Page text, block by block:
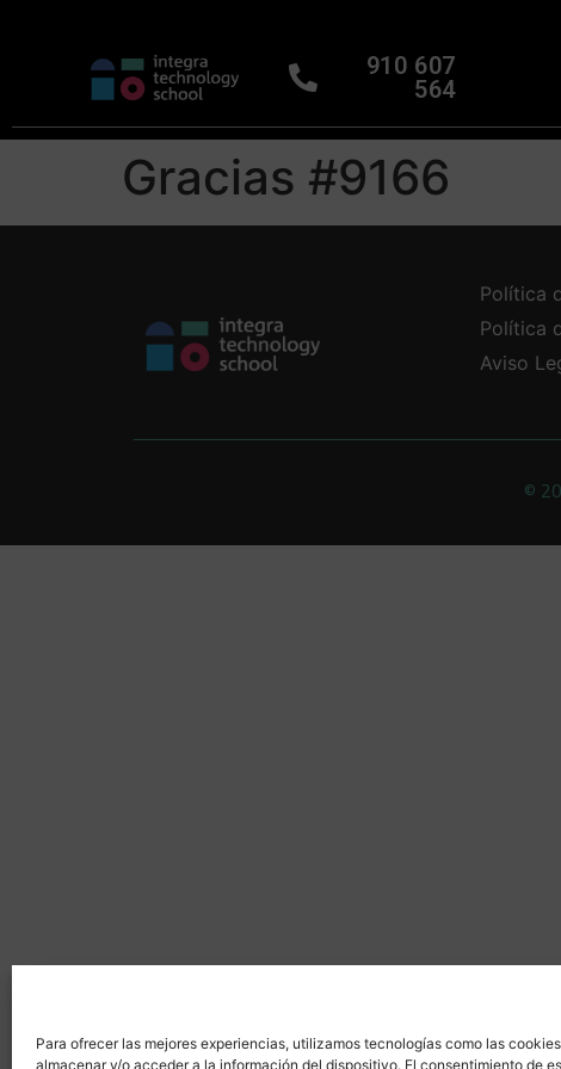
Para ofrecer las mejores experiencias, utilizamos tecnologías como las
almacenar y/o acceder a la información del dispositivo. El consentimiento de
910 607
564
Gracias #9166
Política
Política
Aviso
©